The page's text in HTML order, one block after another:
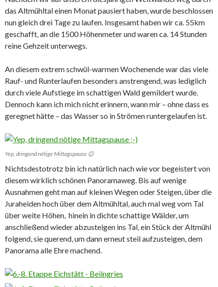
das Altmühltal einen Monat pausiert haben, wurde beschlossen
nun gleich drei Tage zu laufen. Insgesamt haben wir ca. 55km
geschafft, an die 1500 Höhenmeter und waren ca. 14 Stunden
reine Gehzeit unterwegs.
An diesem extrem schwül-warmen Wochenende war das viele
Rauf- und Runterlaufen besonders anstrengend, was lediglich
durch viele Aufstiege im schattigen Wald gemildert wurde.
Dennoch kann ich mich nicht erinnern, wann mir – ohne dass es
geregnet hätte – das Wasser so in Strömen runtergelaufen ist.
Yep, dringend nötige Mittagspause 😉
Nichtsdestotrotz bin ich natürlich nach wie vor begeistert von
diesem wirklich schönen Panoramaweg. Bis auf wenige
Ausnahmen geht man auf kleinen Wegen oder Steigen, über die
Juraheiden hoch über dem Altmühltal, auch mal weg vom Tal
über weite Höhen, hinein in dichte schattige Wälder, um
anschließend wieder abzusteigen ins Tal, ein Stück der Altmühl
folgend, sie querend, um dann erneut steil aufzusteigen, dem
Panorama alle Ehre machend.